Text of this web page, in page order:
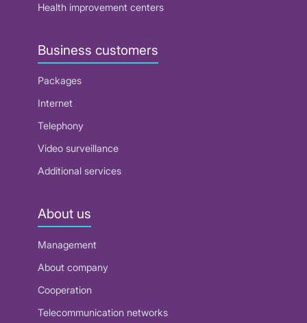
Health improvement centers
Business customers
Packages
Internet
Telephony
Video surveillance
Additional services
About us
Management
About company
Cooperation
Telecommunication networks